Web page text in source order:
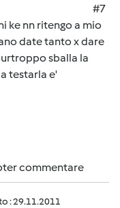
#7
ke nn ritengo a mio
date tanto x dare
sballa la
testarla e'
commentare
: 29.11.2011